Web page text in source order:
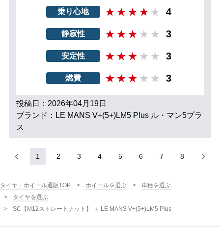
乗り心地 4
静寂性 3
安定性 3
燃費 3
投稿日：2026年04月19日
ブランド：LE MANS V+(5+)LM5 Plus ル・マン5プラ
ス
1 2 3 4 5 6 7 8
タイヤ・ホイール通販TOP ホイールを選ぶ
車種を選ぶ
タイヤを選ぶ
SC【M12ストレートナット】 ＋ LE MANS V+(5+)LM5 Plus